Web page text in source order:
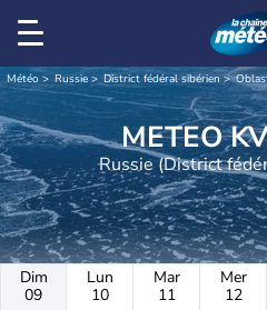
Météo Russie District fédéral sibérien
Russie (District
Dim
09
Lun
10
Mar
11
Mer
12